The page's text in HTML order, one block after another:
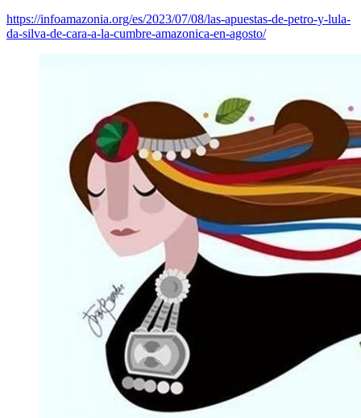
https://infoamazonia.org/es/2023/07/08/las-apuestas-de-petro-y-lula-
da-silva-de-cara-a-la-cumbre-amazonica-en-agosto/